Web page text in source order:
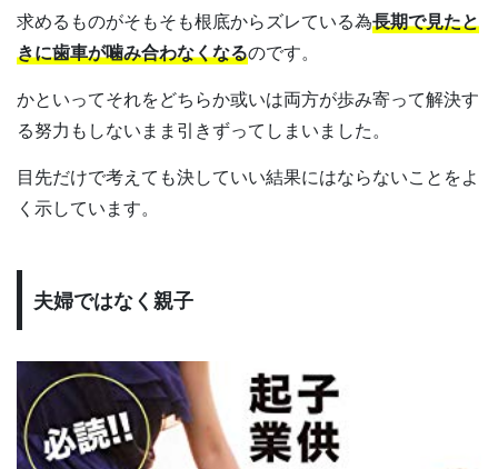
求めるものがそもそも根底からズレている為長期で見たと
きに歯車が噛み合わなくなるのです。
かといってそれをどちらか或いは両方が歩み寄って解決す
る努力もしないまま引きずってしまいました。
目先だけで考えても決していい結果にはならないことをよ
く示しています。
夫婦ではなく親子